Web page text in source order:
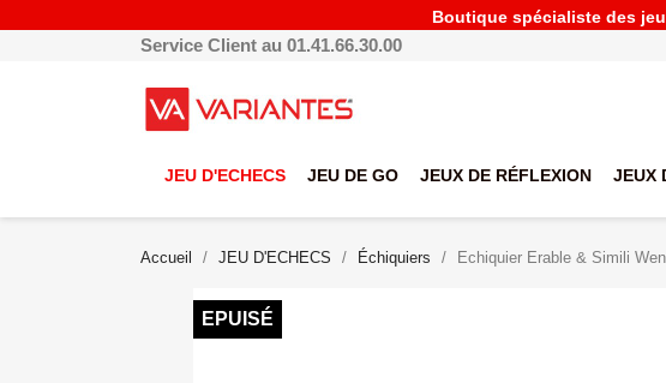
Boutique spécialiste des
Service Client au 01.41.66.30.00
JEU D'ECHECS JEU DE GO JEUX DE RÉFLEXION JEUX
Accueil JEU D'ECHECS Échiquiers Echiquier Erable & Simili
EPUISÉ